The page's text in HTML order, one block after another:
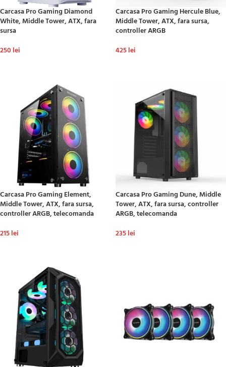
Carcasa Pro Gaming Diamond
White, Middle Tower, ATX, fara
sursa
250 lei
Carcasa Pro Gaming Hercule Blue,
Middle Tower, ATX, fara sursa,
controller ARGB
425lei
Carcasa Pro Gaming Element,
Middle Tower, ATX, fara sursa,
controller ARGB, telecomanda
215lei
Carcasa Pro Gaming Dune, Middle
Tower, ATX, fara sursa, controller
ARGB, telecomanda
235lei